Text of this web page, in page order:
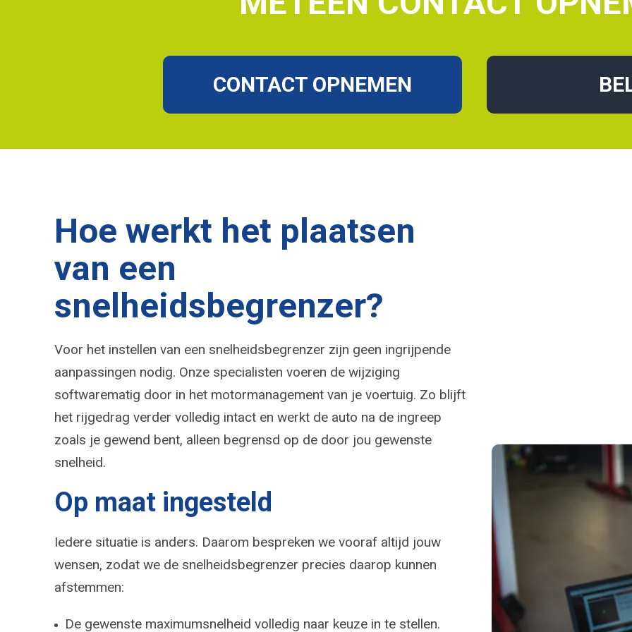
CONTACT OPNEMEN
Hoe werkt het plaatsen
van een
snelheidsbegrenzer?
Voor het instellen van een snelheidsbegrenzer zijn geen ingrijpende
aanpassingen nodig. Onze specialisten voeren de wijziging
softwarematig door in het motormanagement van je voertuig. Zo blijft
het rijgedrag verder volledig intact en werkt de auto na de ingreep
zoals je gewend bent, alleen begrensd op de door jou gewenste
snelheid.
Op maat ingesteld
Iedere situatie is anders. Daarom bespreken we vooraf altijd jouw
wensen, zodat we de snelheidsbegrenzer precies daarop kunnen
afstemmen:
De gewenste maximumsnelheid volledig naar keuze in te stellen.